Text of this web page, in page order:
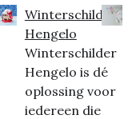
Winterschilder
Hengelo
Winterschilder
Hengelo is dé
oplossing voor
iedereen die